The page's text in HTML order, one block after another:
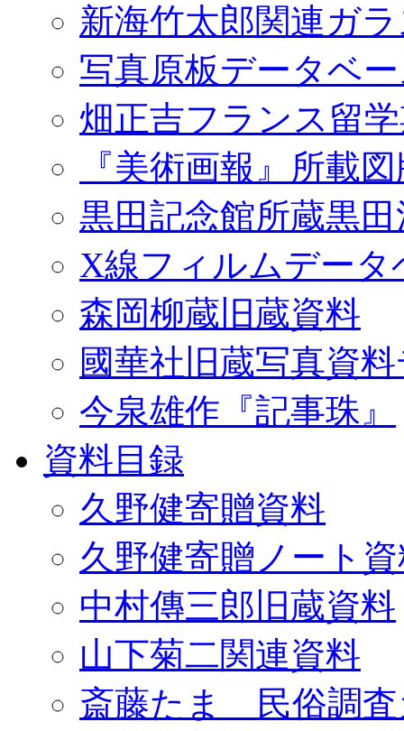
新海竹太郎関連ガ
写真原板データベ
畑正吉フランス留
『美術画報』所載
黒田記念館所蔵黒
X線フィルムデータ
森岡柳蔵旧蔵資料
國華社旧蔵写真資
今泉雄作『記事珠』
資料目録
久野健寄贈資料
久野健寄贈ノート
中村傳三郎旧蔵資料
山下菊二関連資料
斎藤たま 民俗調査